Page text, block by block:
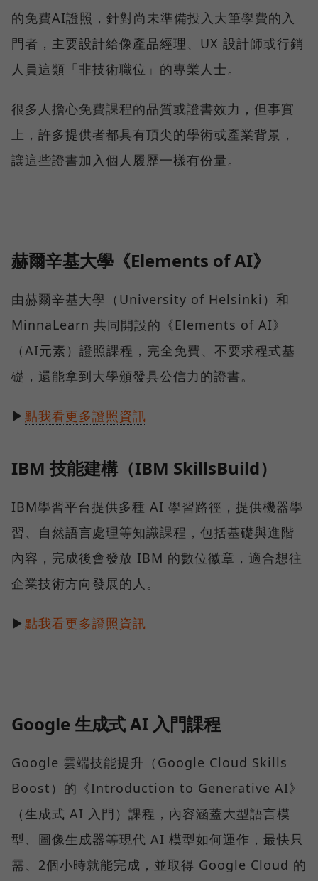
的免費AI證照，針對尚未準備投入大筆學費的入
門者，主要設計給像產品經理、UX 設計師或行銷
人員這類「非技術職位」的專業人士。
很多人擔心免費課程的品質或證書效力，但事實
上，許多提供者都具有頂尖的學術或產業背景，
讓這些證書加入個人履歷一樣有份量。
赫爾辛基大學《Elements of AI》
由赫爾辛基大學（University of Helsinki）和
MinnaLearn 共同開設的《Elements of AI》
（AI元素）證照課程，完全免費、不要求程式基
礎，還能拿到大學頒發具公信力的證書。
▶ 點我看更多證照資訊
IBM 技能建構（IBM SkillsBuild）
IBM學習平台提供多種 AI 學習路徑，提供機器學
習、自然語言處理等知識課程，包括基礎與進階
內容，完成後會發放 IBM 的數位徽章，適合想往
企業技術方向發展的人。
▶ 點我看更多證照資訊
Google 生成式 AI 入門課程
Google 雲端技能提升（Google Cloud Skills
Boost）的《Introduction to Generative AI》
（生成式 AI 入門）課程，內容涵蓋大型語言模
型、圖像生成器等現代 AI 模型如何運作，最快只
需、2個小時就能完成，並取得 Google Cloud 的